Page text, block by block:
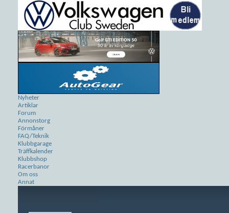
Nyheter
Artiklar
Forum
Annonstorg
Förmåner
FAQ/Teknik
Klubbgarage
Träffkalender
Klubbshop
Racerbanor
Om oss
Annat